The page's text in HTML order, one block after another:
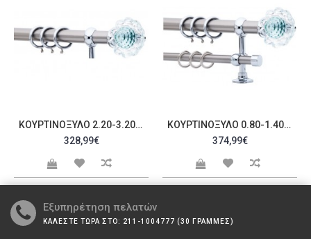
ΚΟΥΡΤΙΝΌΞΥΛΟ 2.20-3.20M ΜΟΝΌ ΑΣΗΜΊ ΜΕ SWAROVSKI C21367
328,99€
ΚΟΥΡΤΙΝΌΞΥΛΟ 0.80-1.40M ΔΙΠΛΌ ΑΣΗΜΊ ΜΕ SWAROVSKI C21368
374,99€
Εξυπηρέτηση πελατών
ΚΑΛΕΣΤΕ ΤΩΡΑ ΣΤΟ: 211-1004777 (30 ΓΡΑΜΜΕΣ)